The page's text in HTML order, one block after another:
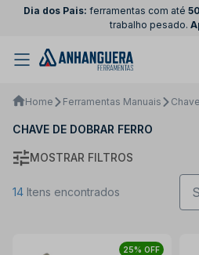
Dia dos Pais: ferramentas com até
trabalho pesado.
Home Ferramentas Manuais
CHAVE DE DOBRAR FERRO
MOSTRAR FILTROS
14 Itens encontrados
25% OFF